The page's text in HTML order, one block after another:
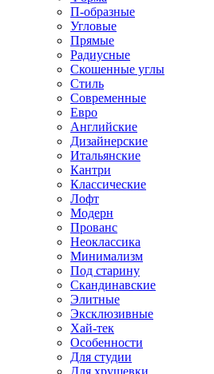
П-образные
Угловые
Прямые
Радиусные
Скошенные углы
Стиль
Современные
Евро
Английские
Дизайнерские
Итальянские
Кантри
Классические
Лофт
Модерн
Прованс
Неоклассика
Минимализм
Под старину
Скандинавские
Элитные
Эксклюзивные
Хай-тек
Особенности
Для студии
Для хрущевки